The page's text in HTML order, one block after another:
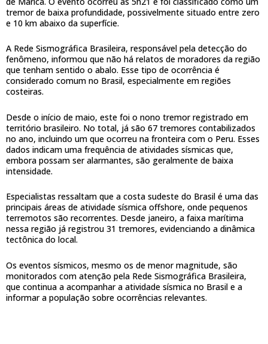
tremor de baixa profundidade, possivelmente situado entre zero
e 10 km abaixo da superfície.
A Rede Sismográfica Brasileira, responsável pela detecção do
fenômeno, informou que não há relatos de moradores da região
que tenham sentido o abalo. Esse tipo de ocorrência é
considerado comum no Brasil, especialmente em regiões
costeiras.
Desde o início de maio, este foi o nono tremor registrado em
território brasileiro. No total, já são 67 tremores contabilizados
no ano, incluindo um que ocorreu na fronteira com o Peru. Esses
dados indicam uma frequência de atividades sísmicas que,
embora possam ser alarmantes, são geralmente de baixa
intensidade.
Especialistas ressaltam que a costa sudeste do Brasil é uma das
principais áreas de atividade sísmica offshore, onde pequenos
terremotos são recorrentes. Desde janeiro, a faixa marítima
nessa região já registrou 31 tremores, evidenciando a dinâmica
tectônica do local.
Os eventos sísmicos, mesmo os de menor magnitude, são
monitorados com atenção pela Rede Sismográfica Brasileira,
que continua a acompanhar a atividade sísmica no Brasil e a
informar a população sobre ocorrências relevantes.